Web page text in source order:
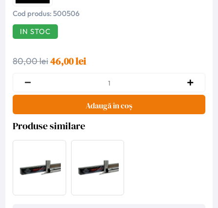
Cod produs: 500506
IN STOC
80,00 lei46,00 lei
Adaugă în coș
Produse similare